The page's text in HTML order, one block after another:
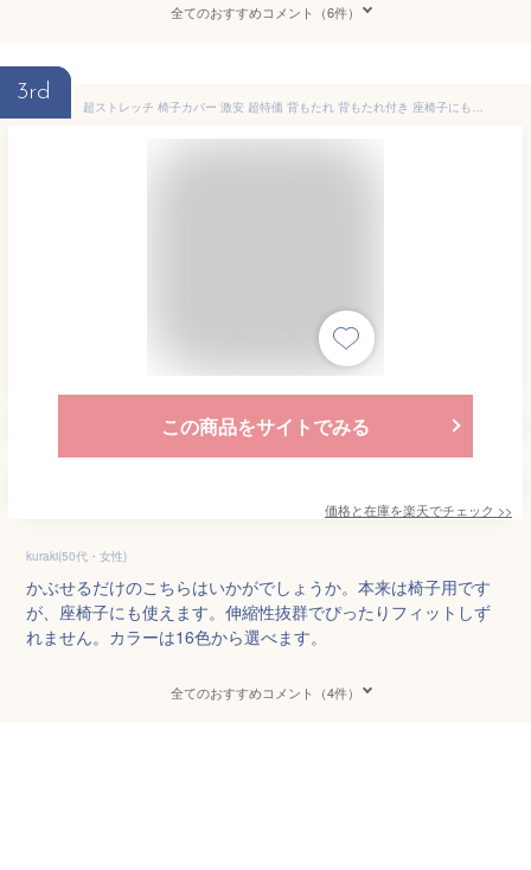
全てのおすすめコメント（6件）
3rd
超ストレッチ 椅子カバー 激安 超特価 背もたれ 背もたれ付き 座椅子にも使える 超ライトスウェードニット生地 フィットタイプ チェアーカバー イスカバー イスフルカバー デスクチェアー リクライニング ダイニングチェアー 座椅子 椅子フルカバー 洗濯可能 洗える
この商品をサイトでみる
価格と在庫を楽天でチェック >>
kuraki(50代・女性)
かぶせるだけのこちらはいかがでしょうか。本来は椅子用です
が、座椅子にも使えます。伸縮性抜群でぴったりフィットしず
れません。カラーは16色から選べます。
全てのおすすめコメント（4件）